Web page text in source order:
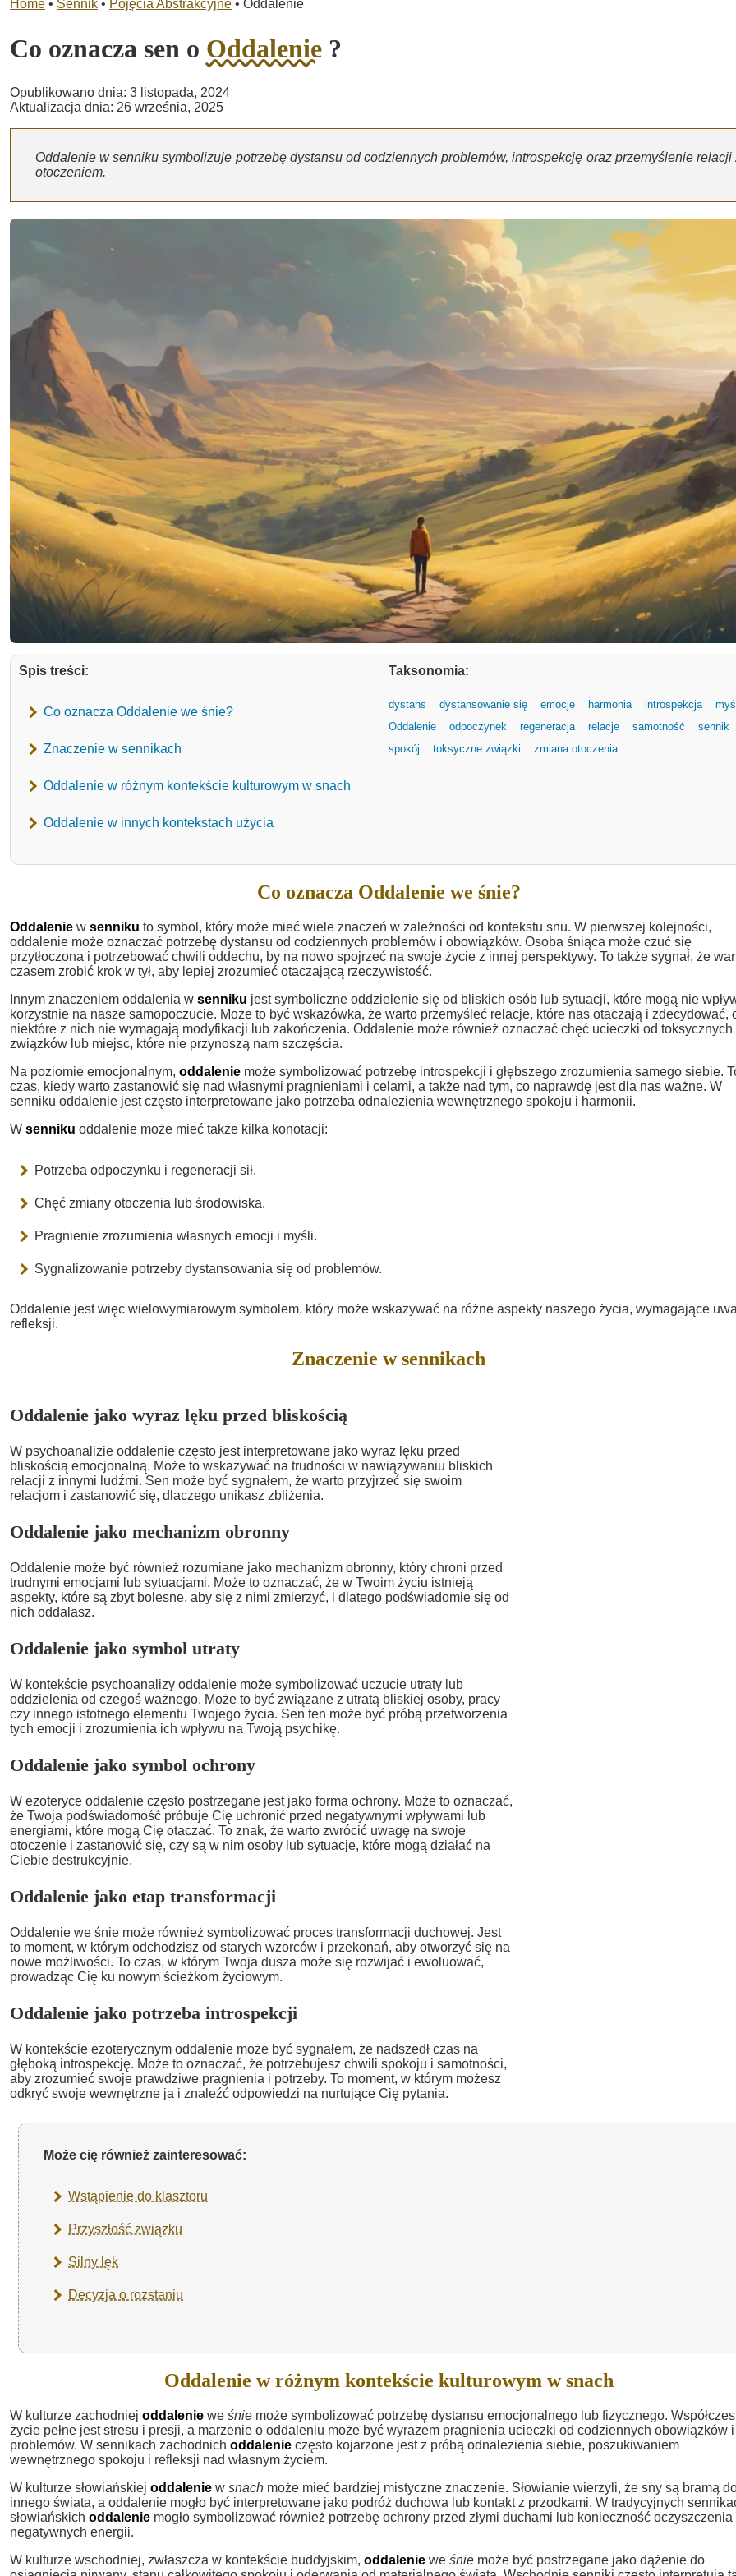
Home • Sennik • Pojęcia Abstrakcyjne • Oddalenie
Co oznacza sen o Oddalenie ?
Opublikowano dnia: 3 listopada, 2024
Aktualizacja dnia: 26 września, 2025
Oddalenie w senniku symbolizuje potrzebę dystansu od codziennych problemów, introspekcję oraz przemyślenie relacji
otoczeniem.
Spis treści:
Co oznacza Oddalenie we śnie?
Znaczenie w sennikach
Oddalenie w różnym kontekście kulturowym w snach
Oddalenie w innych kontekstach użycia
Taksonomia:
dystans dystansowanie się emocje harmonia introspekcja
Oddalenie
odpoczynek regeneracja relacje samotność
sennik
spokój
toksyczne związki zmiana otoczenia
Co oznacza Oddalenie we śnie?
Oddalenie w senniku to symbol, który może mieć wiele znaczeń w zależności od kontekstu snu. W pierwszej kolejności,
oddalenie może oznaczać potrzebę dystansu od codziennych problemów i obowiązków. Osoba śniąca może czuć się
przytłoczona i potrzebować chwili oddechu, by na nowo spojrzeć na swoje życie z innej perspektywy. To także sygnał, że
czasem zrobić krok w tył, aby lepiej zrozumieć otaczającą rzeczywistość.
Innym znaczeniem oddalenia w senniku jest symboliczne oddzielenie się od bliskich osób lub sytuacji, które mogą nie
korzystnie na nasze samopoczucie. Może to być wskazówka, że warto przemyśleć relacje, które nas otaczają i zdecydować,
niektóre z nich nie wymagają modyfikacji lub zakończenia. Oddalenie może również oznaczać chęć ucieczki od toksycznych
związków lub miejsc, które nie przynoszą nam szczęścia.
Na poziomie emocjonalnym, oddalenie może symbolizować potrzebę introspekcji i głębszego zrozumienia samego siebie.
czas, kiedy warto zastanowić się nad własnymi pragnieniami i celami, a także nad tym, co naprawdę jest dla nas ważne. W
senniku oddalenie jest często interpretowane jako potrzeba odnalezienia wewnętrznego spokoju i harmonii.
W senniku oddalenie może mieć także kilka konotacji:
Potrzeba odpoczynku i regeneracji sił.
Chęć zmiany otoczenia lub środowiska.
Pragnienie zrozumienia własnych emocji i myśli.
Sygnalizowanie potrzeby dystansowania się od problemów.
Oddalenie jest więc wielowymiarowym symbolem, który może wskazywać na różne aspekty naszego życia, wymagające
refleksji.
Znaczenie w sennikach
Oddalenie jako wyraz lęku przed bliskością
W psychoanalizie oddalenie często jest interpretowane jako wyraz lęku przed
bliskością emocjonalną. Może to wskazywać na trudności w nawiązywaniu bliskich
relacji z innymi ludźmi. Sen może być sygnałem, że warto przyjrzeć się swoim
relacjom i zastanowić się, dlaczego unikasz zbliżenia.
Oddalenie jako mechanizm obronny
Oddalenie może być również rozumiane jako mechanizm obronny, który chroni przed
trudnymi emocjami lub sytuacjami. Może to oznaczać, że w Twoim życiu istnieją
aspekty, które są zbyt bolesne, aby się z nimi zmierzyć, i dlatego podświadomie się od
nich oddalasz.
Oddalenie jako symbol utraty
W kontekście psychoanalizy oddalenie może symbolizować uczucie utraty lub
oddzielenia od czegoś ważnego. Może to być związane z utratą bliskiej osoby, pracy
czy innego istotnego elementu Twojego życia. Sen ten może być próbą przetworzenia
tych emocji i zrozumienia ich wpływu na Twoją psychikę.
Oddalenie jako symbol ochrony
W ezoteryce oddalenie często postrzegane jest jako forma ochrony. Może to oznaczać,
że Twoja podświadomość próbuje Cię uchronić przed negatywnymi wpływami lub
energiami, które mogą Cię otaczać. To znak, że warto zwrócić uwagę na swoje
otoczenie i zastanowić się, czy są w nim osoby lub sytuacje, które mogą działać na
Ciebie destrukcyjnie.
Oddalenie jako etap transformacji
Oddalenie we śnie może również symbolizować proces transformacji duchowej. Jest
to moment, w którym odchodzisz od starych wzorców i przekonań, aby otworzyć się na
nowe możliwości. To czas, w którym Twoja dusza może się rozwijać i ewoluować,
prowadząc Cię ku nowym ścieżkom życiowym.
Oddalenie jako potrzeba introspekcji
W kontekście ezoterycznym oddalenie może być sygnałem, że nadszedł czas na
głęboką introspekcję. Może to oznaczać, że potrzebujesz chwili spokoju i samotności,
aby zrozumieć swoje prawdziwe pragnienia i potrzeby. To moment, w którym możesz
odkryć swoje wewnętrzne ja i znaleźć odpowiedzi na nurtujące Cię pytania.
Może cię również zainteresować:
Wstąpienie do klasztoru
Przyszłość związku
Silny lęk
Decyzja o rozstaniu
Oddalenie w różnym kontekście kulturowym w snach
W kulturze zachodniej oddalenie we śnie może symbolizować potrzebę dystansu emocjonalnego lub fizycznego.
życie pełne jest stresu i presji, a marzenie o oddaleniu może być wyrazem pragnienia ucieczki od codziennych obowiązków i
problemów. W sennikach zachodnich oddalenie często kojarzone jest z próbą odnalezienia siebie, poszukiwaniem
wewnętrznego spokoju i refleksji nad własnym życiem.
W kulturze słowiańskiej oddalenie w snach może mieć bardziej mistyczne znaczenie. Słowianie wierzyli, że sny są bramą
innego świata, a oddalenie mogło być interpretowane jako podróż duchowa lub kontakt z przodkami. W tradycyjnych
słowiańskich oddalenie mogło symbolizować również potrzebę ochrony przed złymi duchami lub konieczność oczyszczenia
negatywnych energii.
W kulturze wschodniej, zwłaszcza w kontekście buddyjskim, oddalenie we śnie może być postrzegane jako dążenie do